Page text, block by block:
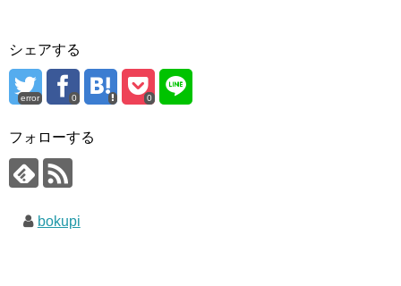
シェアする
error 0 0
フォローする
bokupi